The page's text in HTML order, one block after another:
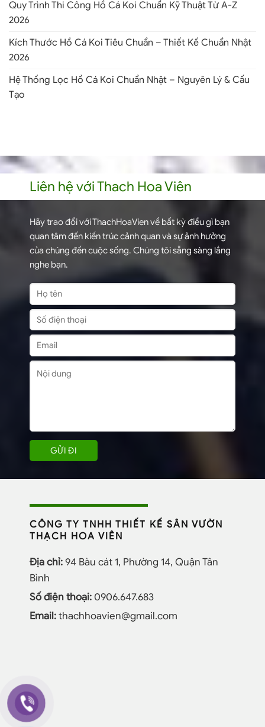
Quy Trình Thi Công Hồ Cá Koi Chuẩn Kỹ Thuật Từ A-Z
2026
Kích Thước Hồ Cá Koi Tiêu Chuẩn – Thiết Kế Chuẩn Nhật
2026
Hệ Thống Lọc Hồ Cá Koi Chuẩn Nhật – Nguyên Lý & Cấu
Tạo
Liên hệ với Thach Hoa Viên
Hãy trao đổi với ThachHoaVien về bất kỳ điều gì bạn
quan tâm đến kiến trúc cảnh quan và sự ảnh hưởng
của chúng đến cuộc sống. Chúng tôi sẵng sàng lắng
nghe bạn.
CÔNG TY TNHH THIẾT KẾ SÂN VƯỜN
THẠCH HOA VIÊN
Địa chỉ:94 Bàu cát 1, Phường 14, Quận Tân
Bình
Số điện thoại:0906.647.683
Email:thachhoavien@gmail.com